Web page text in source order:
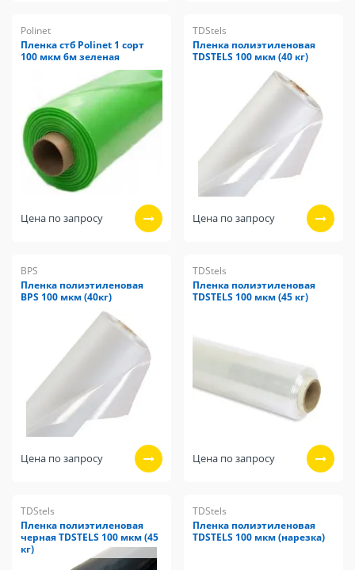
Polinet
Пленка стб Polinet 1 сорт
100 мкм 6м зеленая
Цена по запросу
TDStels
Пленка полиэтиленовая
TDSTELS 100 мкм (40 кг)
Цена по запросу
BPS
Пленка полиэтиленовая
BPS 100 мкм (40кг)
Цена по запросу
TDStels
Пленка полиэтиленовая
TDSTELS 100 мкм (45 кг)
Цена по запросу
TDStels
Пленка полиэтиленовая
черная TDSTELS 100 мкм (45
кг)
TDStels
Пленка полиэтиленовая
TDSTELS 100 мкм (нарезка)